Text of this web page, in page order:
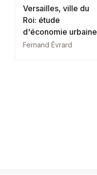
Versailles, ville du
Roi: étude
d'économie urbaine
Fernand Évrard